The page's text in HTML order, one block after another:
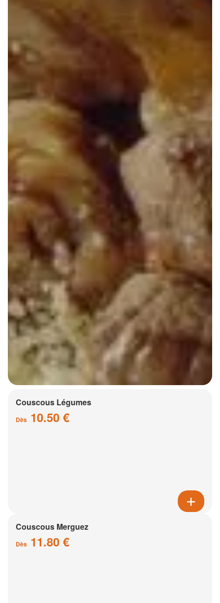
Couscous Légumes
Dès 10.50 €
Couscous Merguez
Dès 11.80 €